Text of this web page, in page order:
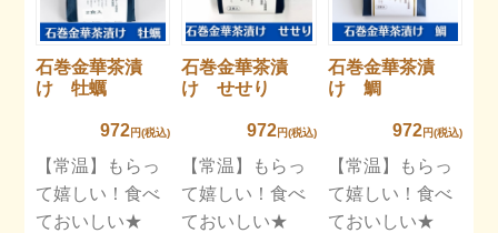
石巻金華茶漬
け 牡蠣
972円(税込)
【常温】もらっ
て嬉しい！食べ
ておいしい★
石巻金華茶漬
け せせり
972円(税込)
【常温】もらっ
て嬉しい！食べ
ておいしい★
石巻金華茶漬
け 鯛
972円(税込)
【常温】もらっ
て嬉しい！食べ
ておいしい★